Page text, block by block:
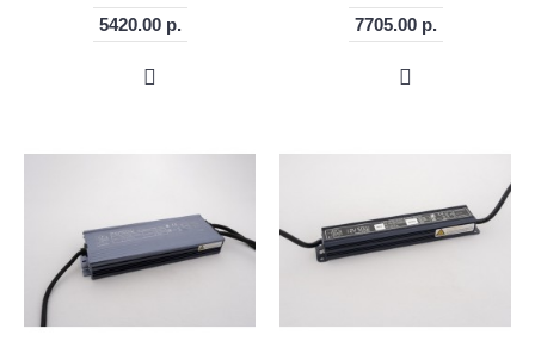
5420.00 р. 7705.00 р.